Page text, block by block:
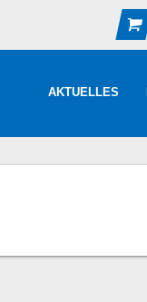
AKTUELLES